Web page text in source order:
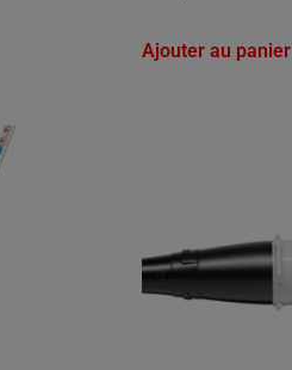
Ajouter au panier